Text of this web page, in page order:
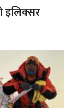
इलिक्सर